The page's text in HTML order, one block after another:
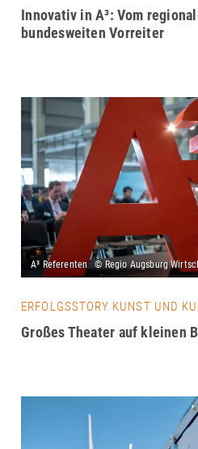
Innovativ in A³: Vom
bundesweiten Vorreiter
ERFOLGSSTORY KUNST UND
Großes Theater auf kleinen